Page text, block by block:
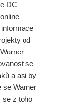
DC
od
se
a asi by
se Warner
se z toho